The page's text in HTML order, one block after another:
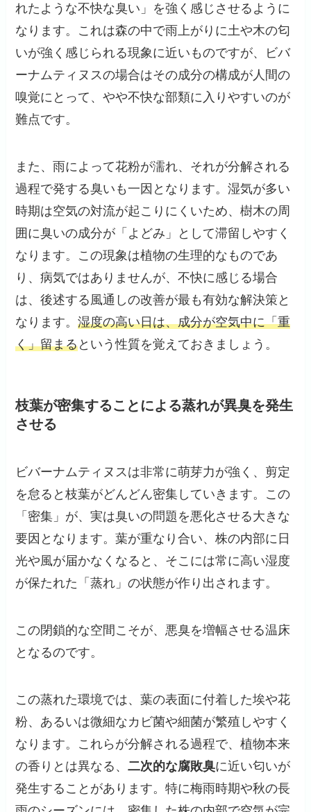
れたような不快な臭い」を強く感じさせるように
なります。これは森の中で雨上がりに土や木の匂
いが強く感じられる現象に近いものですが、ビバ
ーナムティヌスの場合はその成分の構成が人間の
嗅覚にとって、やや不快な部類に入りやすいのが
難点です。
また、雨によって花粉が濡れ、それが分解される
過程で発する臭いも一因となります。湿気が多い
時期は空気の対流が起こりにくいため、樹木の周
囲に臭いの成分が「よどみ」として滞留しやすく
なります。この現象は植物の生理的なものであ
り、病気ではありませんが、不快に感じる場合
は、後述する風通しの改善が最も有効な解決策と
なります。湿度の高い日は、成分が空気中に「重
く」留まるという性質を覚えておきましょう。
枝葉が密集することによる蒸れが異臭を発生
させる
ビバーナムティヌスは非常に萌芽力が強く、剪定
を怠ると枝葉がどんどん密集していきます。この
「密集」が、実は臭いの問題を悪化させる大きな
要因となります。葉が重なり合い、株の内部に日
光や風が届かなくなると、そこには常に高い湿度
が保たれた「蒸れ」の状態が作り出されます。
この閉鎖的な空間こそが、悪臭を増幅させる温床
となるのです。
この蒸れた環境では、葉の表面に付着した埃や花
粉、あるいは微細なカビ菌や細菌が繁殖しやすく
なります。これらが分解される過程で、植物本来
の香りとは異なる、二次的な腐敗臭に近い匂いが
発生することがあります。特に梅雨時期や秋の長